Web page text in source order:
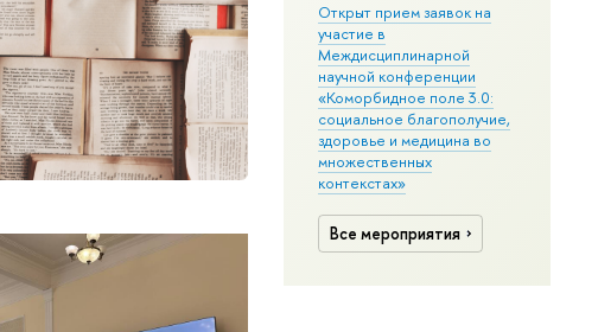
Открыт прием заявок на
участие в
Междисциплинарной
научной конференции
«Коморбидное поле 3.0:
социальное благополучие,
здоровье и медицина во
множественных
контекстах»
Все мероприятия